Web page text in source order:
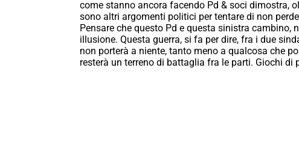
come stanno ancora facendo Pd & soci dimostra,
sono altri argomenti politici per tentare di non
Pensare che questo Pd e questa sinistra cambino,
illusione. Questa guerra, si fa per dire, fra i due
non porterà a niente, tanto meno a qualcosa che
resterà un terreno di battaglia fra le parti. Giochi di